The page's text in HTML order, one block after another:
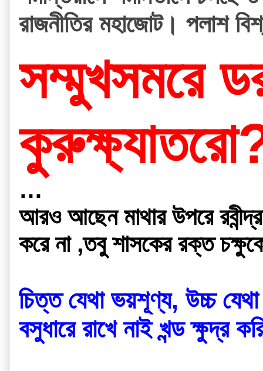
রাজনীতির মহাজোট। পলাশ
সম্মুখসমরে
…
আরও আছেন মাথার উপরে
করে না ,তবু শাসকের রক্ত
চিত্ত যেথা ভয়শূণ্য, উচ্চ যেথা
বসুধারে রাখে নাই খন্ড ক্ষুদ্র